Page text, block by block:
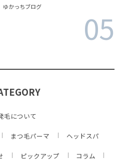
ゆかっちブログ
05
毛について
まつ毛パーマ ヘッドスパ
ピックアップ コラム